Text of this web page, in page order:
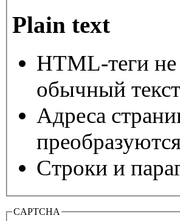
Plain text
HTML-теги
обычный текст
Адреса
Строки и
CAPTCHA